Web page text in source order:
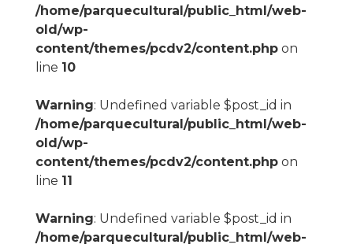
/home/parquecultural/public_html/web-
old/wp-
content/themes/pcdv2/content.phpon
line 10
Warning: Undefined variable $post_id in
/home/parquecultural/public_html/web-
old/wp-
content/themes/pcdv2/content.phpon
line 11
Warning: Undefined variable $post_id in
/home/parquecultural/public_html/web-